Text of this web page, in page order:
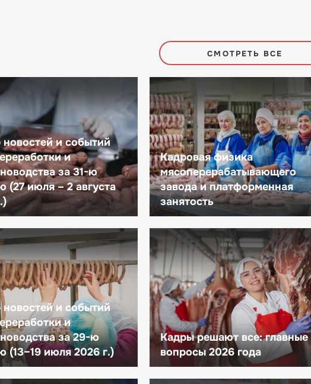
СМОТРЕТЬ ВСЕ
и событий
и
за 31-ю
(27 июля – 2 августа
Кадровая физика
мясоперерабатывающего
завода и платформенная
занятость
и событий
и
за 29-ю
(13–19 июля 2026 г.)
Кадры решают все: главные
вопросы 2026 года